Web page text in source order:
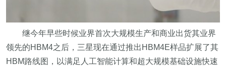
继今年早些时候业界首次大规模生产和商业出货其业界
领先的HBM4之后，三星现在通过推出HBM4E样品扩展了其
HBM路线图，以满足人工智能计算和超大规模基础设施快速